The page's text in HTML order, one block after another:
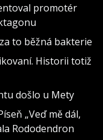
promotér
to běžná bakterie
Historii totiž
došlo u Mety
„Veď mě dál,
Rododendron